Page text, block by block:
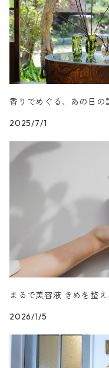
リードディフューザーAKIU
詰換
体験会
アロマオイル
マスクスプレー
除菌スプレー
ギフト・セット品
7000円以下
1万円以上
香りでめぐる、あの日
2025/7/1
まるで美容液 きめを整
2026/1/5